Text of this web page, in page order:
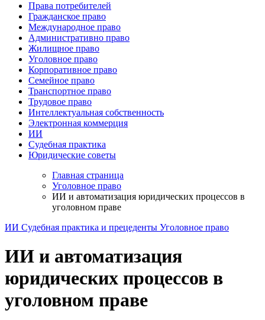
Права потребителей
Гражданское право
Международное право
Административно право
Жилищное право
Уголовное право
Корпоративное право
Семейное право
Транспортное право
Трудовое право
Интеллектуальная собственность
Электронная коммерция
ИИ
Судебная практика
Юридические советы
Главная страница
Уголовное право
ИИ и автоматизация юридических процессов в
уголовном праве
ИИ Судебная практика и прецеденты Уголовное право
ИИ и автоматизация
юридических процессов в
уголовном праве